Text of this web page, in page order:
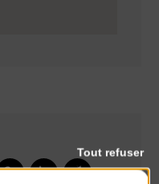
Tout refuser